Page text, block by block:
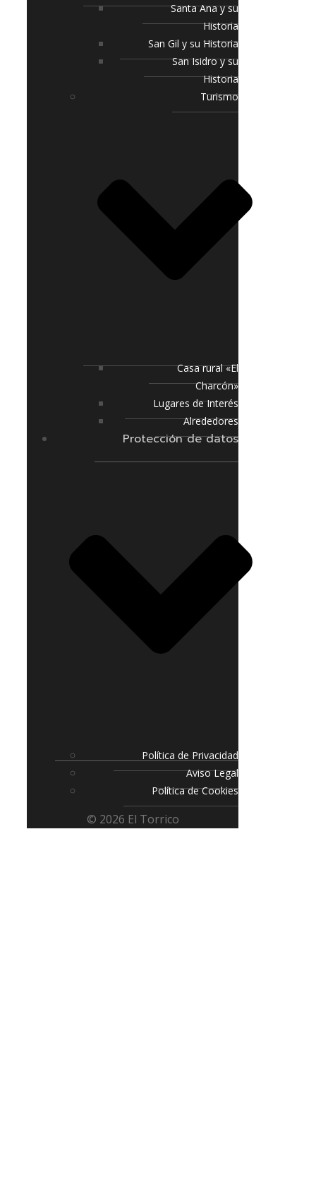
Santa Ana y su
Historia
San Gil y su Historia
San Isidro y su
Historia
Turismo
Casa rural «El
Charcón»
Lugares de Interés
Alrededores
Protección de datos
Política de Privacidad
Aviso Legal
Política de Cookies
© 2026 El Torrico